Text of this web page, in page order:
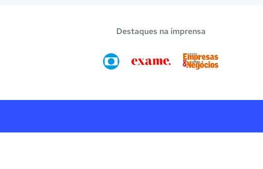
Destaques na imprensa